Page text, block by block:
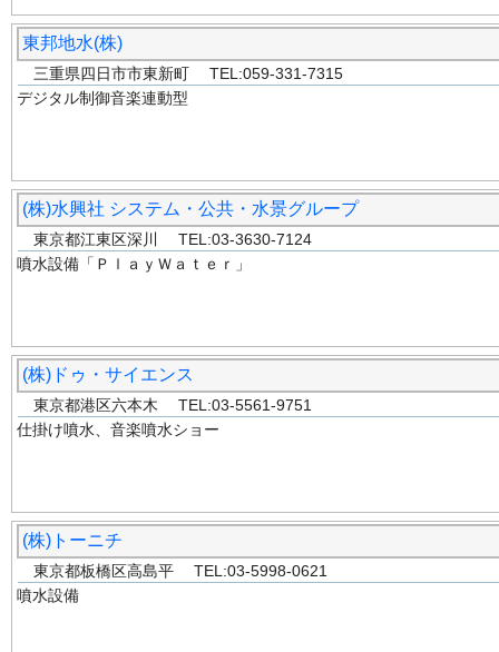
東邦地水(株)
三重県四日市市東新町 TEL:059-331-7315
デジタル制御音楽連動型
(株)水興社 システム・公共・水景グループ
東京都江東区深川 TEL:03-3630-7124
噴水設備「ＰｌａｙＷａｔｅｒ」
(株)ドゥ・サイエンス
東京都港区六本木 TEL:03-5561-9751
仕掛け噴水、音楽噴水ショー
(株)トーニチ
東京都板橋区高島平 TEL:03-5998-0621
噴水設備